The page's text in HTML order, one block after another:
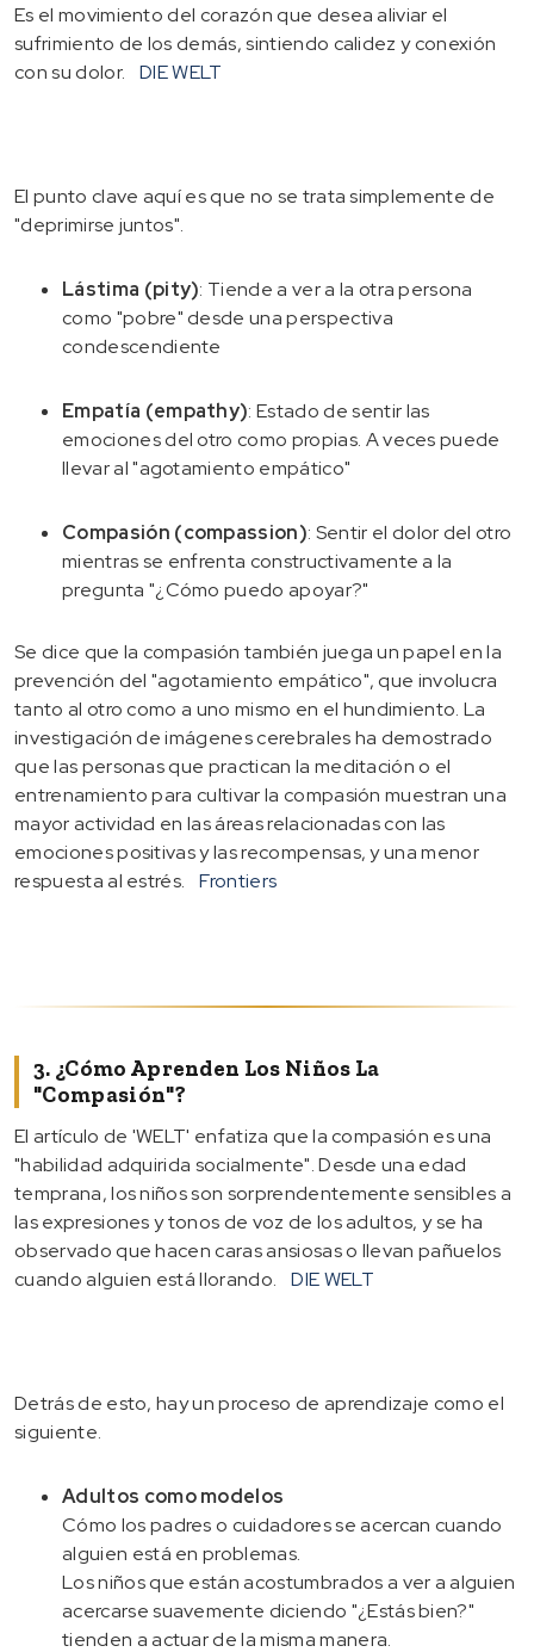
Es el movimiento del corazón que desea aliviar el
sufrimiento de los demás, sintiendo calidez y conexión
con su dolor.
DIE WELT
El punto clave aquí es que no se trata simplemente de
"deprimirse juntos".
Lástima (pity): Tiende a ver a la otra persona
como "pobre" desde una perspectiva
condescendiente
Empatía (empathy): Estado de sentir las
emociones del otro como propias. A veces puede
llevar al "agotamiento empático"
Compasión (compassion): Sentir el dolor del otro
mientras se enfrenta constructivamente a la
pregunta "¿Cómo puedo apoyar?"
Se dice que la compasión también juega un papel en la
prevención del "agotamiento empático", que involucra
tanto al otro como a uno mismo en el hundimiento. La
investigación de imágenes cerebrales ha demostrado
que las personas que practican la meditación o el
entrenamiento para cultivar la compasión muestran una
mayor actividad en las áreas relacionadas con las
emociones positivas y las recompensas, y una menor
respuesta al estrés.
Frontiers
3. ¿Cómo Aprenden Los Niños La
"compasión"?
El artículo de 'WELT' enfatiza que la compasión es una
"habilidad adquirida socialmente". Desde una edad
temprana, los niños son sorprendentemente sensibles a
las expresiones y tonos de voz de los adultos, y se ha
observado que hacen caras ansiosas o llevan pañuelos
cuando alguien está llorando.
DIE WELT
Detrás de esto, hay un proceso de aprendizaje como el
siguiente.
Adultos como modelos
Cómo los padres o cuidadores se acercan cuando
alguien está en problemas.
Los niños que están acostumbrados a ver a alguien
acercarse suavemente diciendo "¿Estás bien?"
tienden a actuar de la misma manera.